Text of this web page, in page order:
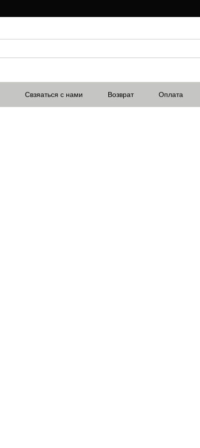
Свзяаться с нами Возврат Оплата